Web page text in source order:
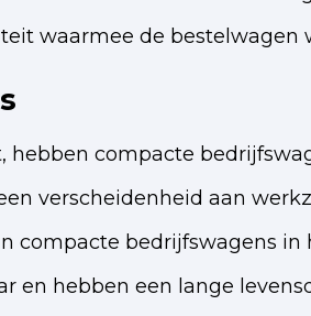
waarmee de bestelwagen
compacte
verscheidenheid aan
compacte bedrijfswagens
en hebben een lange